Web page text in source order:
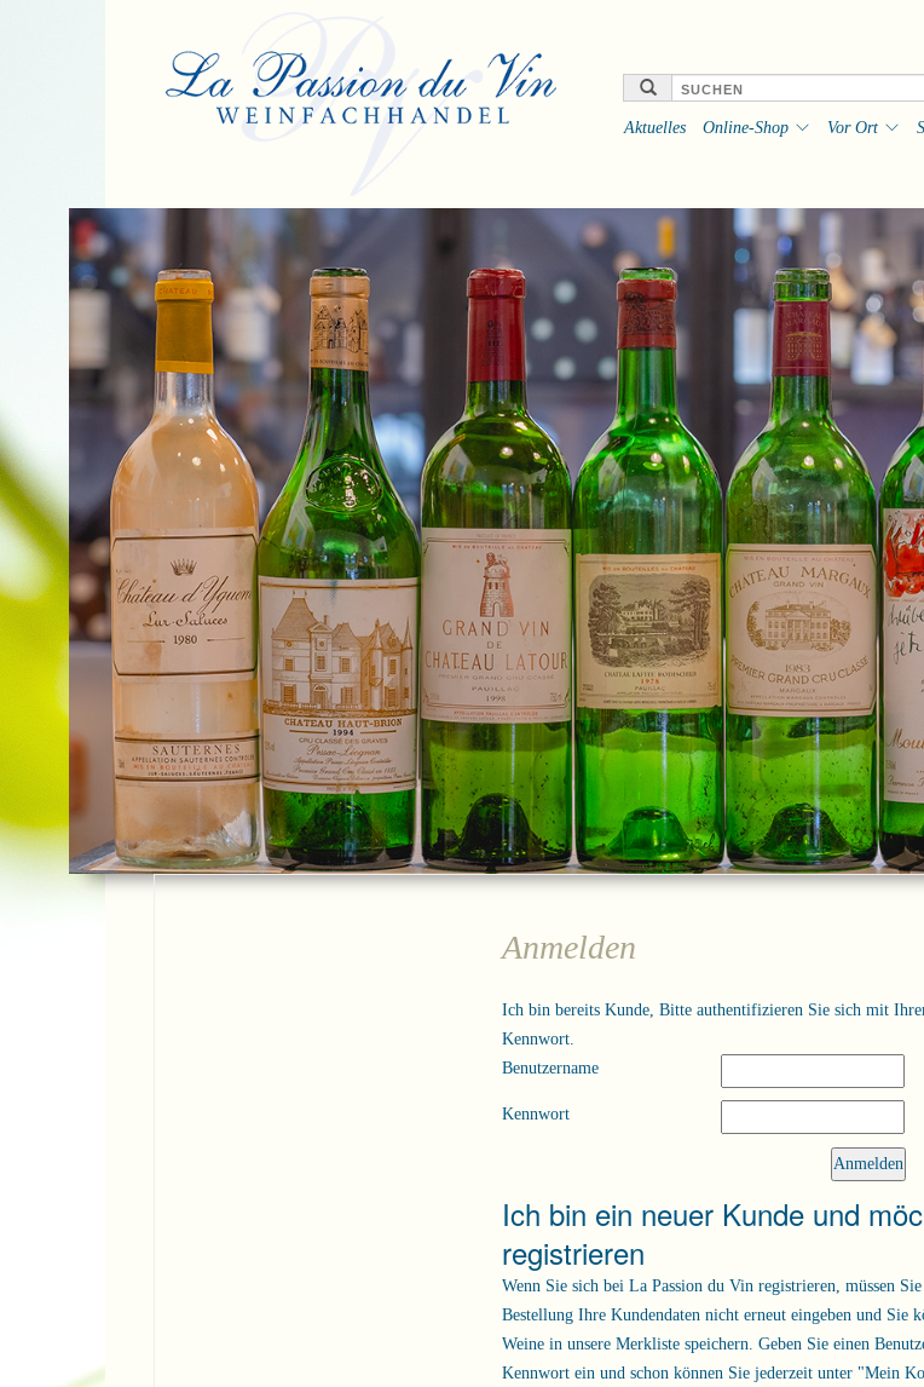
Aktuelles Online-Shop Vor Ort
Anmelden
Ich bin bereits Kunde, Bitte authentifizieren Sie sich mit
Kennwort.
Benutzername
Kennwort
Ich bin ein neuer Kunde und
registrieren
Wenn Sie sich bei La Passion du Vin registrieren, müssen
Bestellung Ihre Kundendaten nicht erneut eingeben und Sie
Weine in unsere Merkliste speichern. Geben Sie einen
Kennwort ein und schon können Sie jederzeit unter "Mein